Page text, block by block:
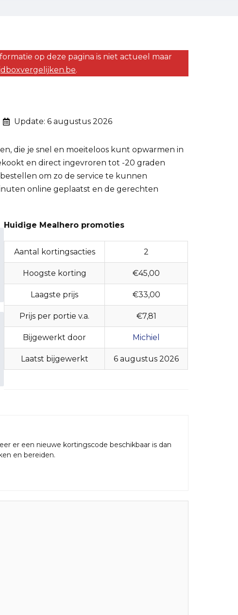
op deze pagina is niet actueel maar
.
Update: 6 augustus 2026
die je snel en moeiteloos kunt opwarmen in
en direct ingevroren tot -20 graden
om zo de service te kunnen
online geplaatst en de gerechten
Huidige Mealhero promoties
Aantal kortingsacties 2
Hoogste korting €45,00
Laagste prijs €33,00
Prijs per portie v.a. €7,81
Bijgewerkt door Michiel
Laatst bijgewerkt 6 augustus 2026
er een nieuwe kortingscode beschikbaar is dan
en bereiden.